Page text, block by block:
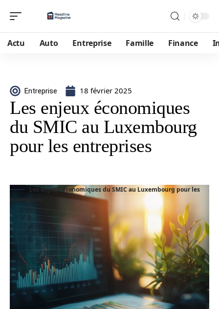
Actu Auto Entreprise Famille Finance
Entreprise 18 février 2025
Les enjeux économiques
du SMIC au Luxembourg
pour les entreprises
Les enjeux économiques du SMIC au Luxembourg pour les
entreprises